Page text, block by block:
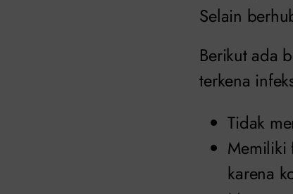
Selain
Berikut ada
terkena
Tidak
Memiliki
karena